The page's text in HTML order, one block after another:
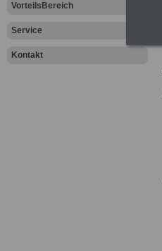
VorteilsBereich
Service
Kontakt